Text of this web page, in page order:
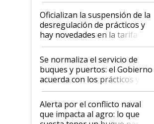
Oficializan la suspensión de la
desregulación de prácticos y
hay novedades en la tarifa de
la hidrovía
Se normaliza el servicio de
buques y puertos: el Gobierno
acuerda con los prácticos y
suspende el decreto de
desregulación
Alerta por el conflicto naval
que impacta al agro: lo que